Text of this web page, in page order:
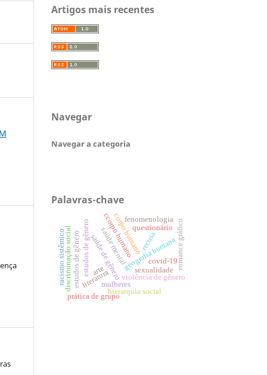
Artigos mais recentes
Navegar
Navegar a categoria
Palavras-chave
saúde mental
saúde de gêneroviolência de gênero
ccorpo humanogeografia humana
estudos de gênero sexualidade
literaturamulheres
estudos de gênero romance gráfico
hierarquia social
discriminação social
racismo sistêmico corpo humano
fenomenologia
arte
recusa
prática de grupo
questionário
covid-19